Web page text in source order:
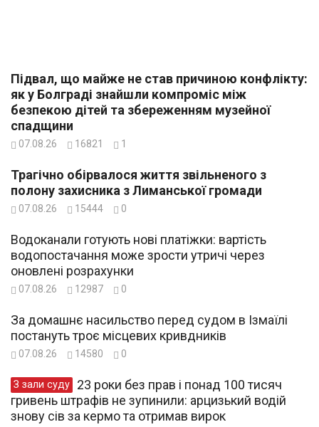
Підвал, що майже не став причиною конфлікту:
як у Болграді знайшли компроміс між
безпекою дітей та збереженням музейної
спадщини
07.08.26 16821 1
Трагічно обірвалося життя звільненого з
полону захисника з Лиманської громади
07.08.26 15444 0
Водоканали готують нові платіжки: вартість
водопостачання може зрости утричі через
оновлені розрахунки
07.08.26 12987 0
За домашнє насильство перед судом в Ізмаїлі
постануть троє місцевих кривдників
07.08.26 14580 0
З зали суду
гривень штрафів не зупинили: арцизький водій
знову сів за кермо та отримав вирок